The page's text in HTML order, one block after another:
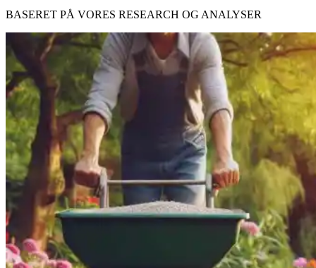
BASERET PÅ VORES RESEARCH OG ANALYSER